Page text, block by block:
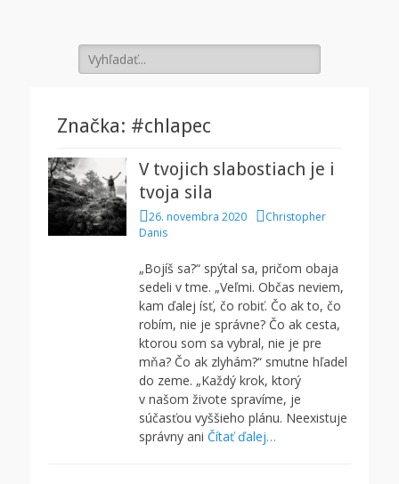
Search
for:
Značka: #chlapec
V tvojich slabostiach je i
tvoja sila
P
o
e
d
o
n
26. novembra 2020
A
o
r
Christopher
Danis
„Bojíš sa?“ spýtal sa, pričom obaja
sedeli v tme. „Veľmi. Občas neviem,
kam ďalej ísť, čo robiť. Čo ak to, čo
robím, nie je správne? Čo ak cesta,
ktorou som sa vybral, nie je pre
mňa? Čo ak zlyhám?“ smutne hľadel
do zeme. „Každý krok, ktorý
v našom živote spravíme, je
súčasťou vyššieho plánu. Neexistuje
správny ani Čítať ďalej…